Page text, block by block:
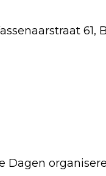
61,
Dagen